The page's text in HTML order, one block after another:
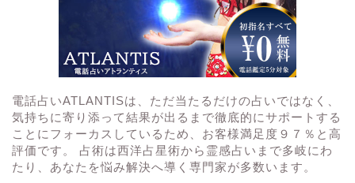
電話占いATLANTISは、ただ当たるだけの占いではなく、
気持ちに寄り添って結果が出るまで徹底的にサポートする
ことにフォーカスしているため、お客様満足度９７％と高
評価です。 占術は西洋占星術から霊感占いまで多岐にわ
たり、あなたを悩み解決へ導く専門家が多数います。